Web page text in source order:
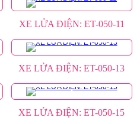
XE LỬA ĐIỆN: ET-050-11
XE LỬA ĐIỆN: ET-050-13
XE LỬA ĐIỆN: ET-050-15